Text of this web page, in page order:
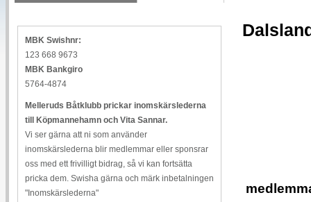
MBK Swishnr:
123 668 9673
MBK Bankgiro
5764-4874
Melleruds Båtklubb prickar inomskärslederna
till Köpmannehamn och Vita Sannar.
Vi ser gärna att ni som använder
inomskärslederna blir medlemmar eller sponsrar
oss med ett frivilligt bidrag, så vi kan fortsätta
pricka dem. Swisha gärna och märk inbetalningen
"Inomskärslederna"